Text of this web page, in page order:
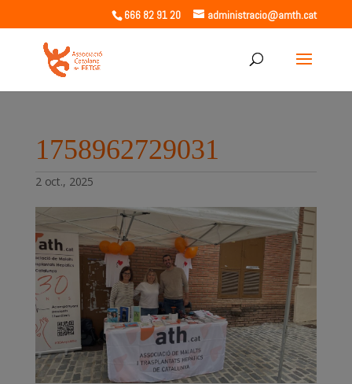
666 82 91 20 administracio@amth.cat
1758962729031
2 oct., 2025